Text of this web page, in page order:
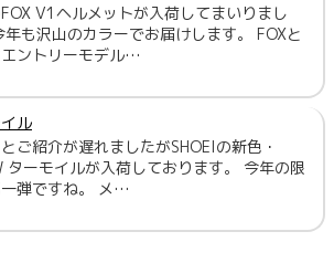
V1ヘルメットが入荷してまいりまし
年も沢山のカラーでお届けします。 FOXと
エントリーモデル…
ル
ご紹介が遅れましたがSHOEIの新色・
ターモイルが入荷しております。 今年の限
弾ですね。 メ…